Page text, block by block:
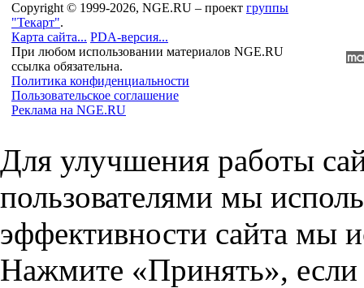
Copyright © 1999-2026, NGE.RU – проект группы
"Текарт".
Карта сайта... PDA-версия...
При любом использовании материалов NGE.RU
ссылка обязательна.
Политика конфиденциальности
Пользовательское соглашение
Реклама на NGE.RU
Для улучшения работы
пользователями мы
эффективности сайта мы
Нажмите «Принять», если